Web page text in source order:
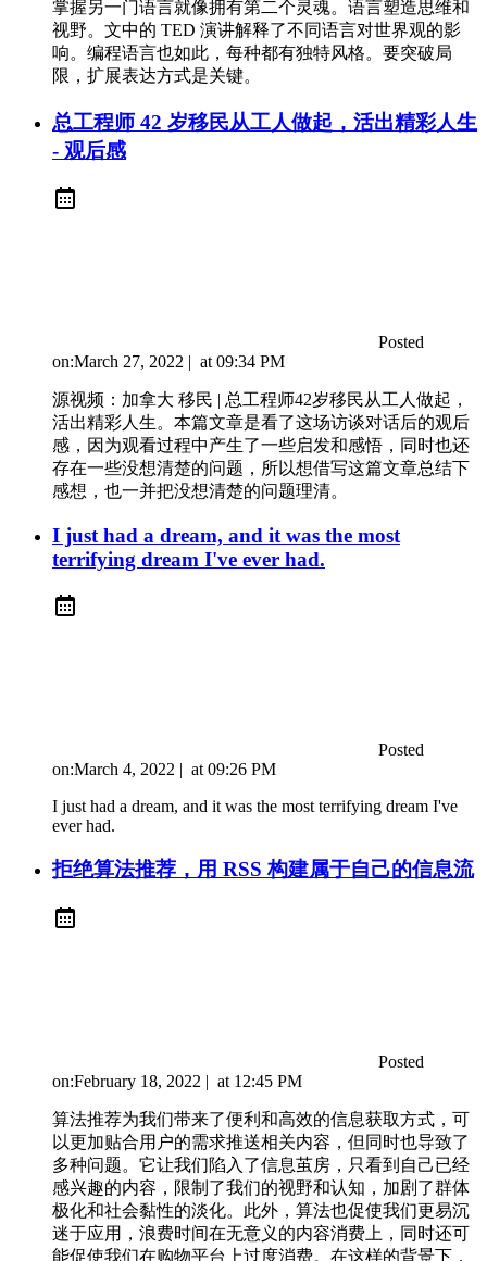
掌握另一门语言就像拥有第二个灵魂。语言塑造思维和
视野。文中的 TED 演讲解释了不同语言对世界观的影
响。编程语言也如此，每种都有独特风格。要突破局
限，扩展表达方式是关键。
总工程师 42 岁移民从工人做起，活出精彩人生
- 观后感
Posted
on:March 27, 2022 | at 09:34 PM
源视频：加拿大 移民 | 总工程师42岁移民从工人做起，
活出精彩人生。本篇文章是看了这场访谈对话后的观后
感，因为观看过程中产生了一些启发和感悟，同时也还
存在一些没想清楚的问题，所以想借写这篇文章总结下
感想，也一并把没想清楚的问题理清。
I just had a dream, and it was the most
terrifying dream I've ever had.
Posted
on:March 4, 2022 | at 09:26 PM
I just had a dream, and it was the most terrifying dream I've
ever had.
拒绝算法推荐，用 RSS 构建属于自己的信息流
Posted
on:February 18, 2022 | at 12:45 PM
算法推荐为我们带来了便利和高效的信息获取方式，可
以更加贴合用户的需求推送相关内容，但同时也导致了
多种问题。它让我们陷入了信息茧房，只看到自己已经
感兴趣的内容，限制了我们的视野和认知，加剧了群体
极化和社会黏性的淡化。此外，算法也促使我们更易沉
迷于应用，浪费时间在无意义的内容消费上，同时还可
能促使我们在购物平台上过度消费。在这样的背景下，